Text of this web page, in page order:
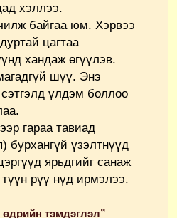
хэллээ.
байгаа юм. Хэрвээ
цагтаа
хандаж өгүүлэв.
шүү. Энэ
үлдэм боллоо
гараа тавиад
бурхангүй үзэлтнүүд
ярьдгийг санаж
рүү нүд ирмэлээ.
тэмдэглэл”